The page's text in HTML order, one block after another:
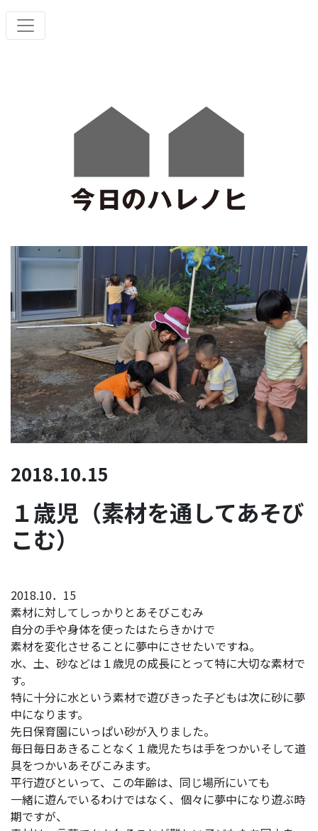
2018.10.15
１歳児（素材を通してあそび
こむ）
2018.10．15
素材に対してしっかりとあそびこむみ
自分の手や身体を使ったはたらきかけで
素材を変化させることに夢中にさせたいですね。
水、土、砂などは１歳児の成長にとって特に大切な素材で
す。
特に十分に水という素材で遊びきった子どもは次に砂に夢
中になります。
先日保育園にいっぱい砂が入りました。
毎日毎日あきることなく１歳児たちは手をつかいそして道
具をつかいあそびこみます。
平行遊びといって、この年齢は、同じ場所にいても
一緒に遊んでいるわけではなく、個々に夢中になり遊ぶ時
期ですが、